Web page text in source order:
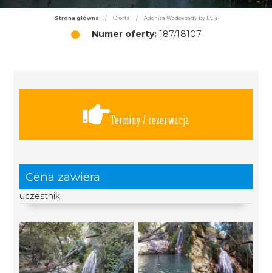
Strona główna / Oferta / Adonisa Wodospady by Evis
Numer oferty:187/18107
Terminy / rezerwacja
Cena zawiera
uczestnik